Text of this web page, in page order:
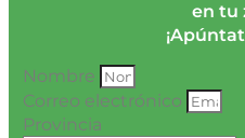
en tu
Nombre
Correo electrónico
Provincia